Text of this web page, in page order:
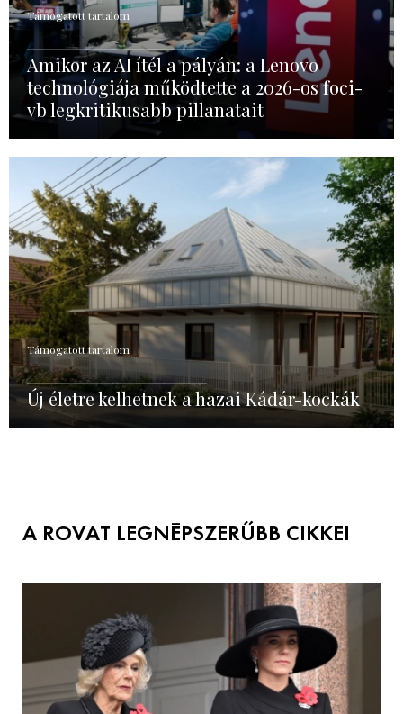
Támogatott tartalom
Amikor az AI ítél a pályán: a Lenovo
technológiája működtette a 2026-os foci-
vb legkritikusabb pillanatait
Támogatott tartalom
Új életre kelhetnek a hazai Kádár-kockák
A ROVAT LEGNÉPSZERŰBB CIKKEI